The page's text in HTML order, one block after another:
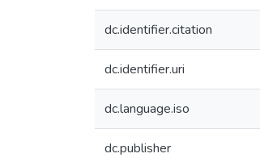
dc.identifier.citation
dc.identifier.uri
dc.language.iso
dc.publisher